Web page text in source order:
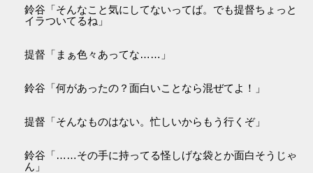
鈴谷「そんなこと気にしてないってば。でも提督ちょっと
イラついてるね」
提督「まぁ色々あってな……」
鈴谷「何があったの？面白いことなら混ぜてよ！」
提督「そんなものはない。忙しいからもう行くぞ」
鈴谷「……その手に持ってる怪しげな袋とか面白そうじゃ
ん」